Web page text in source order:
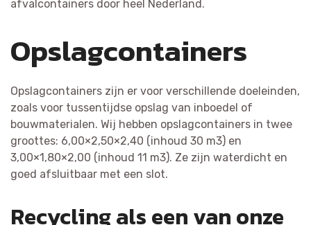
afvalcontainers door heel Nederland.
Opslagcontainers
Opslagcontainers zijn er voor verschillende doeleinden,
zoals voor tussentijdse opslag van inboedel of
bouwmaterialen. Wij hebben opslagcontainers in twee
groottes: 6,00×2,50×2,40 (inhoud 30 m3) en
3,00×1,80×2,00 (inhoud 11 m3). Ze zijn waterdicht en
goed afsluitbaar met een slot.
Recycling als een van onze